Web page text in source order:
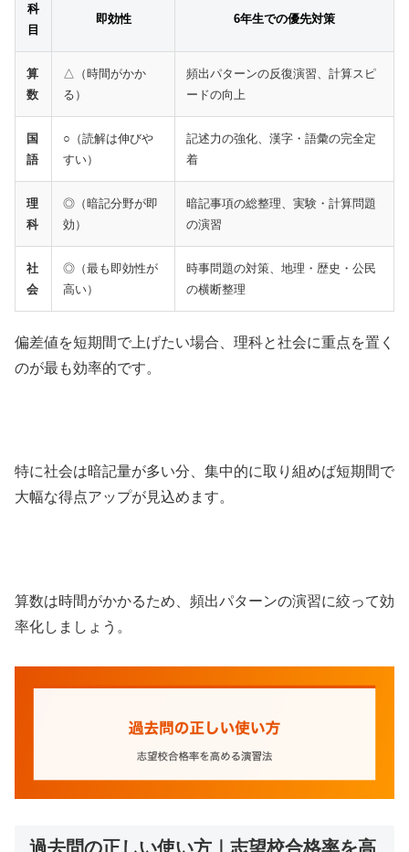
科
目
即効性 6年生での優先対策
算
数
△（時間がかか
る）
頻出パターンの反復演習、計算スピ
ードの向上
国
語
○（読解は伸びや
すい）
記述力の強化、漢字・語彙の完全定
着
理
科
◎（暗記分野が即
効）
暗記事項の総整理、実験・計算問題
の演習
社
会
◎（最も即効性が
高い）
時事問題の対策、地理・歴史・公民
の横断整理
偏差値を短期間で上げたい場合、理科と社会に重点を置く
のが最も効率的です。
特に社会は暗記量が多い分、集中的に取り組めば短期間で
大幅な得点アップが見込めます。
算数は時間がかかるため、頻出パターンの演習に絞って効
率化しましょう。
過去問の正しい使い方｜志望校合格率を高